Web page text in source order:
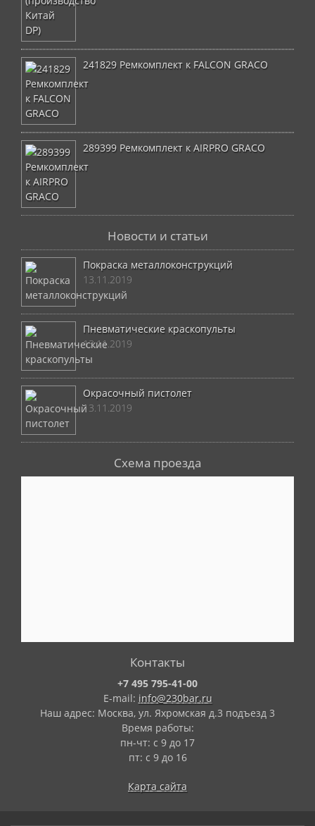
241829 Ремкомплект к FALCON GRACO
289399 Ремкомплект к AIRPRO GRACO
Новости и статьи
Покраска металлоконструкций
13.11.2019
Пневматические краскопульты
13.11.2019
Окрасочный пистолет
13.11.2019
Схема проезда
Контакты
+7 495 795-41-00
E-mail: info@230bar.ru
Наш адрес: Москва, ул. Яхромская д.3 подъезд 3
Время работы:
пн-чт: с 9 до 17
пт: с 9 до 16
Карта сайта